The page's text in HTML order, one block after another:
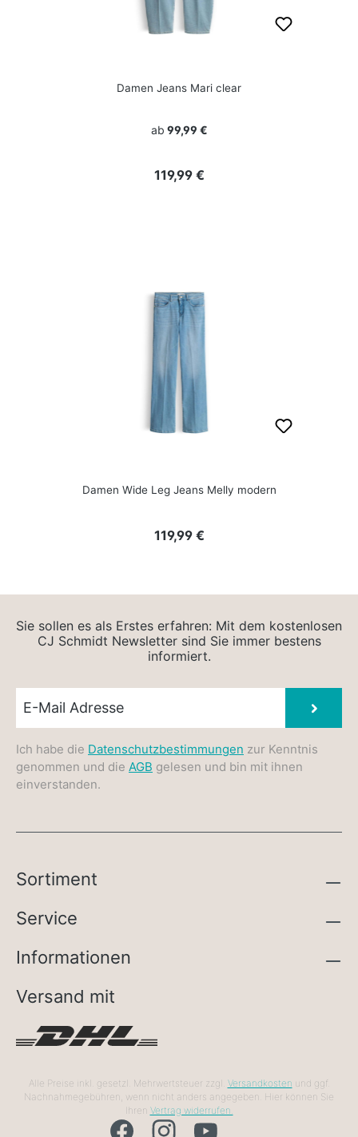
Damen Jeans Mari clear
ab 99,99 €
Regulärer Preis:
119,99 €
Damen Wide Leg Jeans Melly modern
Regulärer Preis:
119,99 €
Sie sollen es als Erstes erfahren: Mit dem kostenlosen
CJ Schmidt Newsletter sind Sie immer bestens
informiert.
Ich habe die Datenschutzbestimmungen zur Kenntnis
genommen und die AGB gelesen und bin mit ihnen
einverstanden.
Sortiment
Service
Informationen
Versand mit
Alle Preise inkl. gesetzl. Mehrwertsteuer zzgl. Versandkosten und ggf.
Nachnahmegebühren, wenn nicht anders angegeben. Hier können Sie
Ihren Vertrag widerrufen.